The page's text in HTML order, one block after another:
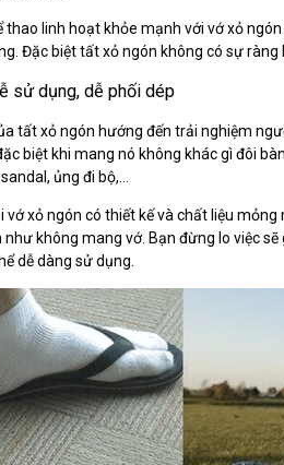
thao linh hoạt khỏe mạnh với vớ xỏ
Đặc biệt tất xỏ ngón không có sự
sử dụng, dễ phối dép
tất xỏ ngón hướng đến trải nghiệm
biệt khi mang nó không khác gì đôi
ủng đi bộ,…
vớ xỏ ngón có thiết kế và chất liệu
như không mang vớ. Bạn đừng lo việc
dễ dàng sử dụng.